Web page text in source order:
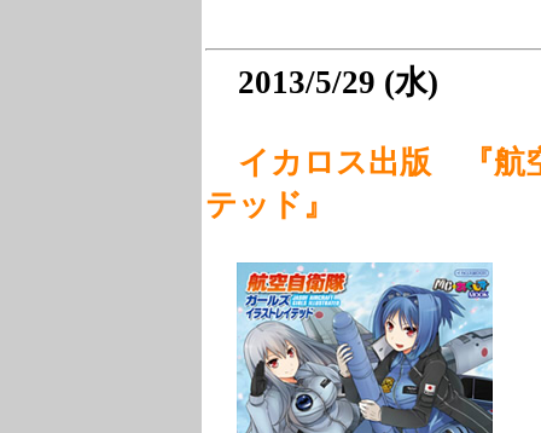
2013/5/29 (水)
イカロス出版 『航
テッド』